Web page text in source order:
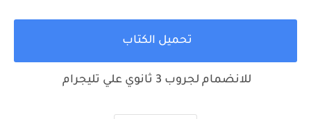
تحميل الكتاب
للانضمام لجروب 3 ثانوي علي تليجرام